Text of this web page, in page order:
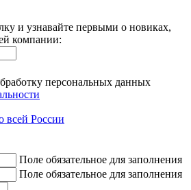
и узнавайте первыми о новиках,
компании:
персональных данных
всей России
Поле обязательное для заполнения
Поле обязательное для заполнения